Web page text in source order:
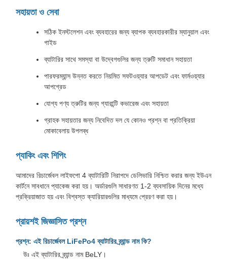
সহায়তা ও সেবা
সঠিক ইনস্টলেশন এবং ব্যবহারের জন্য ব্যাপক ব্যবহারকারীর ম্যানুয়াল এবং
গাইড
ব্যাটারির সাথে সমস্যা বা উদ্বেগগুলির জন্য ত্রুটি সমাধান সহায়তা
পারফরম্যান্স উন্নত করতে নিয়মিত সফটওয়্যার আপডেট এবং ফার্মওয়্যার
আপগ্রেড
যোগ্য পণ্য ত্রুটির জন্য গ্যারান্টি কভারেজ এবং সহায়তা
গ্রাহক সহায়তার জন্য নিবেদিত দল যে কোনও প্রশ্ন বা প্রতিক্রিয়া
মোকাবেলায় উপলব্ধ
প্যাকিং এবং শিপিং
আমাদের রিচার্জেবল লাইফপো 4 ব্যাটারিটি নিরাপদে ডেলিভারি নিশ্চিত করার জন্য ইউএন
কার্টনে সাবধানে প্যাকেজ করা হয়। অর্ডারগুলি সাধারণত 1-2 ব্যবসায়িক দিনের মধ্যে
প্রক্রিয়াজাত হয় এবং বিশ্বস্ত ক্যারিয়ারগুলির মাধ্যমে প্রেরণ করা হয়।
প্রায়শই জিজ্ঞাসিত প্রশ্ন
প্রশ্ন: এই রিচার্জেবল LiFePo4 ব্যাটারির ব্র্যান্ড নাম কি?
উঃ এই ব্যাটারির ব্র্যান্ড নাম BeLY।